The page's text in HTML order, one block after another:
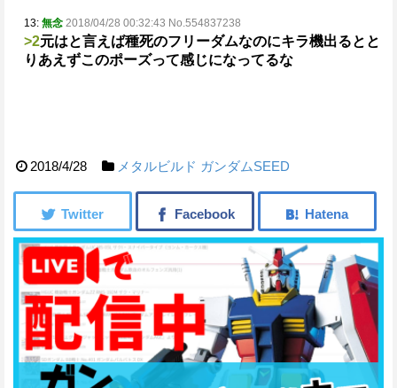
13: 無念 2018/04/28 00:32:43 No.554837238
>2元はと言えば種死のフリーダムなのにキラ機出るとと
りあえずこのポーズって感じになってるな
2018/4/28 メタルビルド ガンダムSEED